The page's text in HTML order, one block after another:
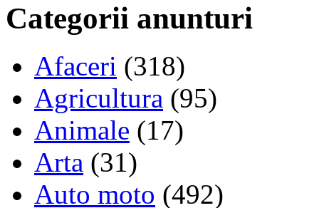
Categorii anunturi
Afaceri (318)
Agricultura (95)
Animale (17)
Arta (31)
Auto moto (492)